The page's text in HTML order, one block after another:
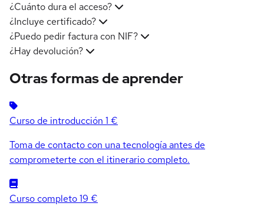
¿Cuánto dura el acceso?
¿Incluye certificado?
¿Puedo pedir factura con NIF?
¿Hay devolución?
Otras formas de aprender
Curso de introducción 1 €
Toma de contacto con una tecnología antes de
comprometerte con el itinerario completo.
Curso completo19 €